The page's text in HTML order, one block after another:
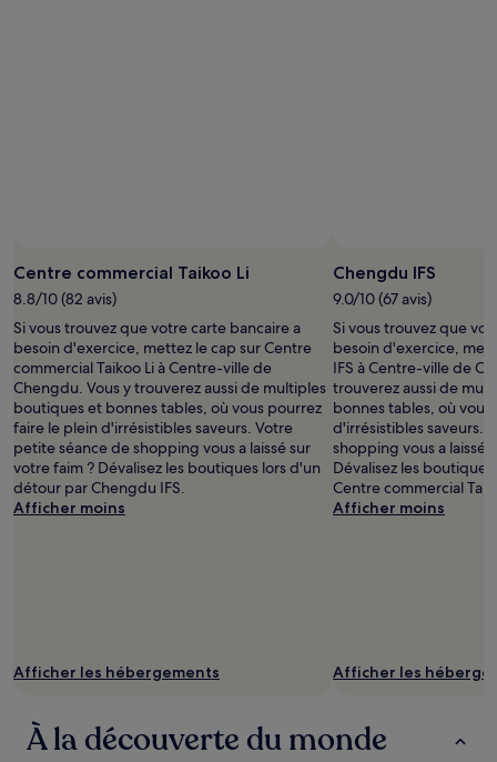
Centre commercial Taikoo Li
8.8/10 (82 avis)
Si vous trouvez que votre carte bancaire a
besoin d'exercice, mettez le cap sur Centre
commercial Taikoo Li à Centre-ville de
Chengdu. Vous y trouverez aussi de multiples
boutiques et bonnes tables, où vous pourrez
faire le plein d'irrésistibles saveurs. Votre
petite séance de shopping vous a laissé sur
votre faim ? Dévalisez les boutiques lors d'un
détour par Chengdu IFS.
Afficher moins
Afficher les hébergements
Chengdu IFS
9.0/10 (67 avis)
Si vous trouvez que
besoin d'exercice,
IFS à Centre-ville de
trouverez aussi de
bonnes tables, où
d'irrésistibles saveurs.
shopping vous a laissé
Dévalisez les
Centre commercial
Afficher moins
Afficher les
À la découverte du monde